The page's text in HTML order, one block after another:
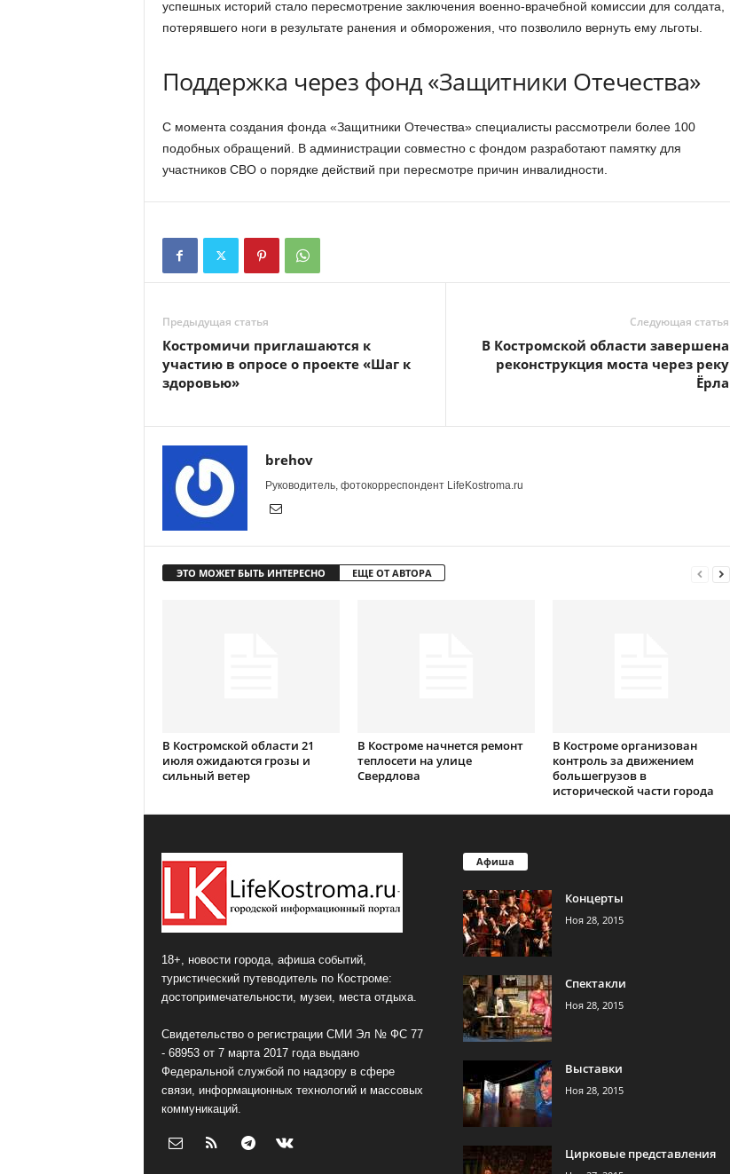
успешных историй стало пересмотрение заключения военно-врачебной комиссии для солдата,
потерявшего ноги в результате ранения и обморожения, что позволило вернуть ему льготы.
Поддержка через фонд «Защитники Отечества»
С момента создания фонда «Защитники Отечества» специалисты рассмотрели более 100
подобных обращений. В администрации совместно с фондом разработают памятку для
участников СВО о порядке действий при пересмотре причин инвалидности.
Предыдущая статья
Костромичи приглашаются к
участию в опросе о проекте «Шаг к
здоровью»
Следующая статья
В Костромской области завершена
реконструкция моста через реку
Ёрла
brehov
Руководитель, фотокорреспондент LifeKostroma.ru
ЭТО МОЖЕТ БЫТЬ ИНТЕРЕСНО ЕЩЕ ОТ АВТОРА
В Костромской области 21
июля ожидаются грозы и
сильный ветер
В Костроме начнется ремонт
теплосети на улице
Свердлова
В Костроме организован
контроль за движением
большегрузов в
исторической части города
18+, новости города, афиша событий,
туристический путеводитель по Костроме:
достопримечательности, музеи, места отдыха.
Свидетельство о регистрации СМИ Эл № ФС 77
- 68953 от 7 марта 2017 года выдано
Федеральной службой по надзору в сфере
связи, информационных технологий и массовых
коммуникаций.
Афиша
Концерты
Ноя 28, 2015
Спектакли
Ноя 28, 2015
Выставки
Ноя 28, 2015
Цирковые представления